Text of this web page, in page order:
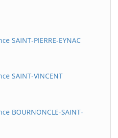
SAINT-PIERRE-EYNAC
SAINT-VINCENT
BOURNONCLE-SAINT-